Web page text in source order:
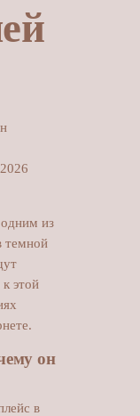
одним из
темной
этой
он
в